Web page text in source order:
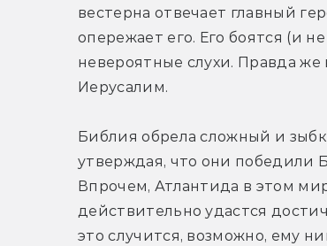
вестерна отвечает главный
опережает его. Его боятся (и
невероятные слухи. Правда
Иерусалим.
Библия обрела сложный и
утверждая, что они победили
Впрочем, Атлантида в этом
действительно удастся
это случится, возможно, ему